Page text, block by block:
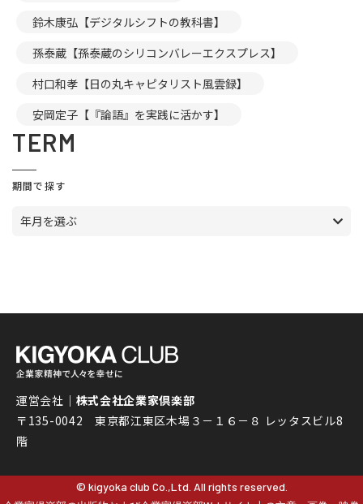
鈴木康弘【デジタルシフトの教科書】
孫泰蔵【孫泰蔵のシリコンバレーエクスプレス】
村口和孝【日の丸キャピタリスト風雲録】
安岡定子【『論語』を実践に活かす】
TERM
期間で探す
年月を選ぶ
運営会社｜ 株式会社企業家倶楽部
〒135-0042 東京都江東区木場３－１６－８ レッタスビル8
階
© kigyoka club Co.,Ltd. All rights reserved.